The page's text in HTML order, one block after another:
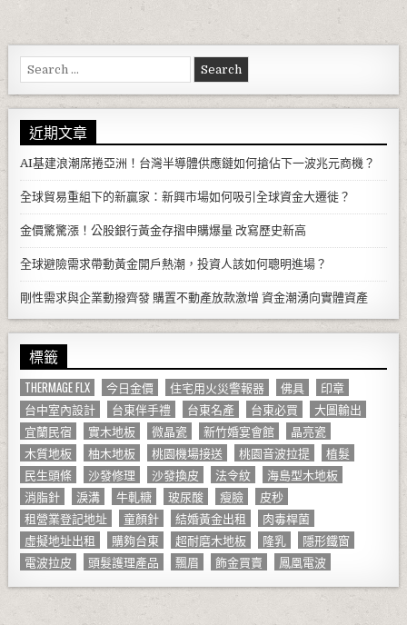
Search for:
近期文章
AI基建浪潮席捲亞洲！台灣半導體供應鏈如何搶佔下一波兆元商機？
全球貿易重組下的新贏家：新興市場如何吸引全球資金大遷徙？
金價驚驚漲！公股銀行黃金存摺申購爆量 改寫歷史新高
全球避險需求帶動黃金開戶熱潮，投資人該如何聰明進場？
剛性需求與企業動撥齊發 購置不動產放款激增 資金潮湧向實體資產
標籤
THERMAGE FLX 今日金價 住宅用火災警報器 佛具
印章
台中室內設計
台東伴手禮 台東名產 台東必買
大圖輸出
宜蘭民宿
實木地板 微晶瓷 新竹婚宴會館
晶亮瓷
木質地板
柚木地板 桃園機場接送 桃園音波拉提
植髮
民生頭條
沙發修理 沙發換皮 法令紋
海島型木地板
消脂針
淚溝 牛軋糖 玻尿酸 瘦臉
皮秒
租營業登記地址
童顏針 結婚黃金出租
肉毒桿菌
虛擬地址出租
購夠台東 超耐磨木地板 隆乳
隱形鐵窗
電波拉皮
頭髮護理產品 飄眉 飾金買賣 鳳凰電波